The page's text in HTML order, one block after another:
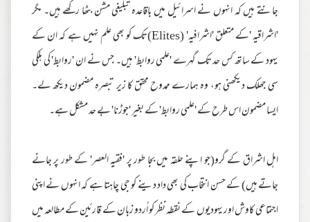
جانتے ہیں کہ انہوں نے اسرائیل میں باقاعدہ تبلیغی مشن بٹھا رکھے ہیں۔ مگر
'اشراقیہ 'کے متعلق 'اشرافیہ' (Elites)تک کو بھی علم نہیں ہے کہ ان کے
یہود کے ساتھ کس حد تک گہرے 'علمی روابط' ہیں۔ جس نے ان 'روابط' کی ہلکی
سی جھلک دیکھنی ہو، وہ ہمارے ممدوح محقق کا زیر تبصرہ مضمون دیکھ لے۔
ایسا مضمون اس طرح کے 'علمی روابط' کے بغیر 'جوڑنا' بے حد مشکل ہے۔
اہل اشراق کے گرو(جو اپنے حلقہ میں بجا طور پر 'فقیہ العصر' کے طور پر جانے
جاتے ہیں) کے حسن انتخاب کی بھی داد دینے کو جی چاہتا ہے کہ انہوں نے اپنی
اجتماعی کاوش اور یہودیوں کے نقطہ نظر کو اُردو زبان کے قارئین کے مطالعہ میں